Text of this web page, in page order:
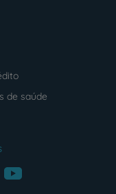
de saúde
Youtube